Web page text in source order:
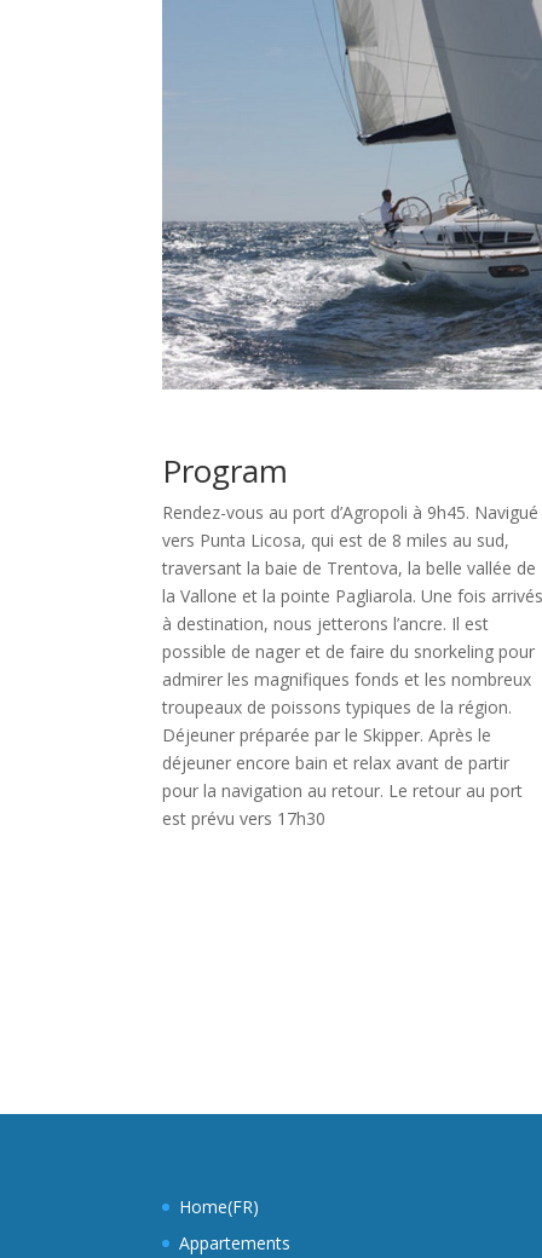
Program
Rendez-vous au port d’Agropoli à 9h45. Navigué
vers Punta Licosa, qui est de 8 miles au sud,
traversant la baie de Trentova, la belle vallée de
la Vallone et la pointe Pagliarola. Une fois
à destination, nous jetterons l’ancre. Il est
possible de nager et de faire du snorkeling pour
admirer les magnifiques fonds et les nombreux
troupeaux de poissons typiques de la région.
Déjeuner préparée par le Skipper. Après le
déjeuner encore bain et relax avant de partir
pour la navigation au retour. Le retour au port
est prévu vers 17h30
Home(FR)
Appartements